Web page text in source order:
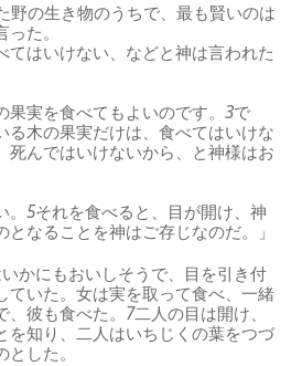
野の生き物のうちで、最も賢いのは
た。
てはいけない、などと神は言われた
果実を食べてもよいのです。3で
る木の果実だけは、食べてはいけな
死んではいけないから、と神様はお
。5それを食べると、目が開け、神
なることを神はご存じなのだ。」
かにもおいしそうで、目を引き付
ていた。女は実を取って食べ、一緒
彼も食べた。 7二人の目は開け、
を知り、二人はいちじくの葉をつづ
した。